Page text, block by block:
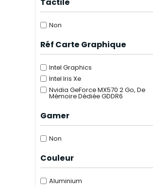
Tactile
Non
Réf Carte Graphique
Intel Graphics
Intel Iris Xe
Nvidia GeForce MX570 2 Go, De
Mémoire Dédiée GDDR6
Gamer
Non
Couleur
Aluminium